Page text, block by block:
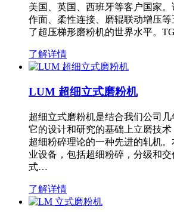
美国、英国、西班牙等客户国家
作面、柔性连接、磨辊联动增压等
了超压梯形磨粉机的世界水平。
了解详情
LUM 超细立式磨粉机
超细立式磨粉机是结合我们公司几
它的设计和研究的基础上立磨技
超细粉碎理论的一种先进的轧机
业设备，包括超细粉碎，分级和
式…
了解详情